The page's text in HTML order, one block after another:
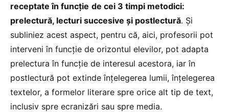
receptate în funcție de cei 3 timpi metodici:
prelectură, lecturi succesive și postlectură. Și
subliniez acest aspect, pentru că, aici, profesorii pot
interveni în funcție de orizontul elevilor, pot adapta
prelectura în funcție de interesul acestora, iar în
postlectură pot extinde înțelegerea lumii, înțelegerea
textelor, a formelor literare spre orice alt tip de text,
inclusiv spre ecranizări sau spre media.